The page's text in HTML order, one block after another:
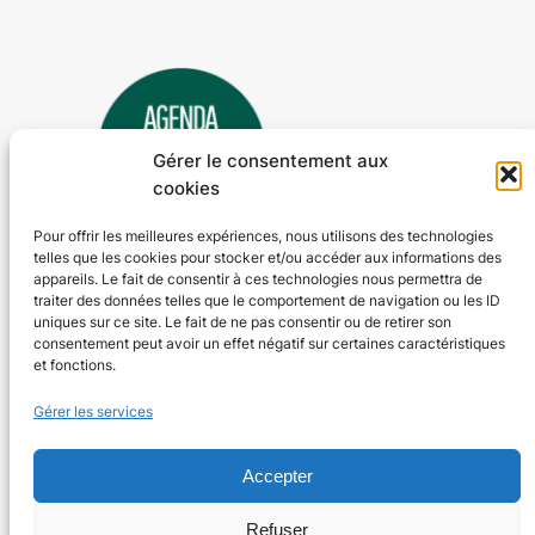
Gérer le consentement aux
cookies
Pour offrir les meilleures expériences, nous utilisons des technologies
telles que les cookies pour stocker et/ou accéder aux informations des
appareils. Le fait de consentir à ces technologies nous permettra de
traiter des données telles que le comportement de navigation ou les ID
uniques sur ce site. Le fait de ne pas consentir ou de retirer son
consentement peut avoir un effet négatif sur certaines caractéristiques
et fonctions.
Gérer les services
Accepter
Refuser
Agenda 24
L'agenda des manifestations et activités en Dordogne
Tous les événements
Plus d’activités
S’abonner par mail
Nos valeurs
Mentions légales